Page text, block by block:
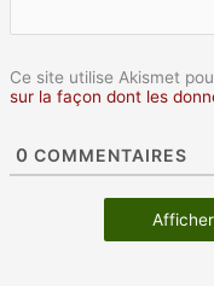
Ce site utilise Akismet
sur la façon dont les
0 COMMENTAIRES